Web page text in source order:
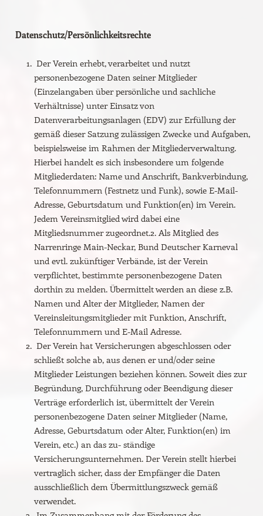
Datenschutz/Persönlichkeitsrechte
Der Verein erhebt, verarbeitet und nutzt
personenbezogene Daten seiner Mitglieder
(Einzelangaben über persönliche und sachliche
Verhältnisse) unter Einsatz von
Datenverarbeitungsanlagen (EDV) zur Erfüllung der
gemäß dieser Satzung zulässigen Zwecke und Aufgaben,
beispielsweise im Rahmen der Mitgliederverwaltung.
Hierbei handelt es sich insbesondere um folgende
Mitgliederdaten: Name und Anschrift, Bankverbindung,
Telefonnummern (Festnetz und Funk), sowie E-Mail-
Adresse, Geburtsdatum und Funktion(en) im Verein.
Jedem Vereinsmitglied wird dabei eine
Mitgliedsnummer zugeordnet.2. Als Mitglied des
Narrenringe Main-Neckar, Bund Deutscher Karneval
und evtl. zukünftiger Verbände, ist der Verein
verpflichtet, bestimmte personenbezogene Daten
dorthin zu melden. Übermittelt werden an diese z.B.
Namen und Alter der Mitglieder, Namen der
Vereinsleitungsmitglieder mit Funktion, Anschrift,
Telefonnummern und E-Mail Adresse.
Der Verein hat Versicherungen abgeschlossen oder
schließt solche ab, aus denen er und/oder seine
Mitglieder Leistungen beziehen können. Soweit dies zur
Begründung, Durchführung oder Beendigung dieser
Verträge erforderlich ist, übermittelt der Verein
personenbezogene Daten seiner Mitglieder (Name,
Adresse, Geburtsdatum oder Alter, Funktion(en) im
Verein, etc.) an das zu- ständige
Versicherungsunternehmen. Der Verein stellt hierbei
vertraglich sicher, dass der Empfänger die Daten
ausschließlich dem Übermittlungszweck gemäß
verwendet.